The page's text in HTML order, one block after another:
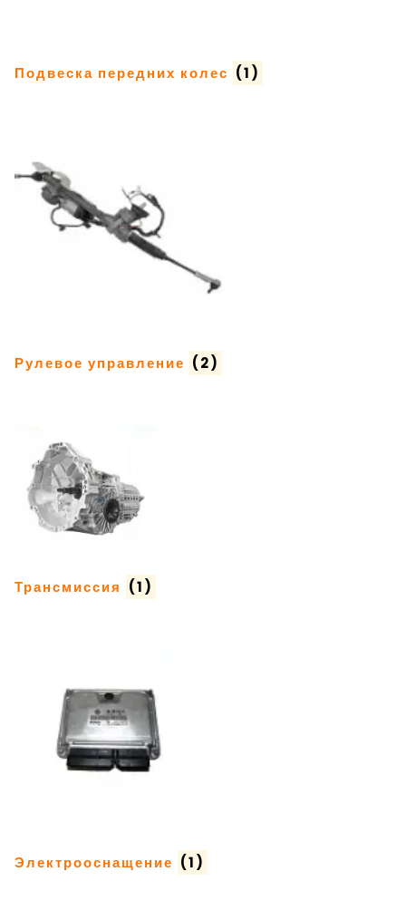
Подвеска передних колес (1)
Рулевое управление (2)
Трансмиссия (1)
Электрооснащение (1)